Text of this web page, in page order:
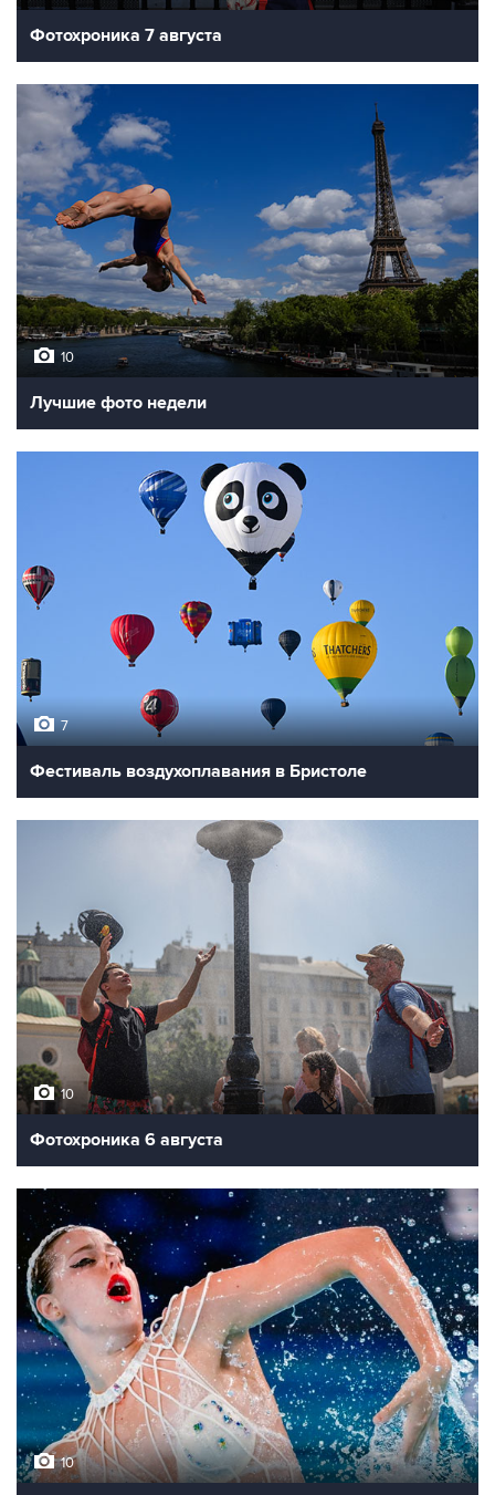
Фотохроника 7 августа
10
Лучшие фото недели
7
Фестиваль воздухоплавания в Бристоле
10
Фотохроника 6 августа
10